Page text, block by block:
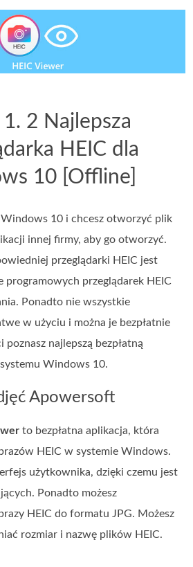
1. 2 Najlepsza
HEIC dla
10 [Offline]
Windows 10 i chcesz otworzyć plik
innej firmy, aby go otworzyć.
przeglądarki HEIC jest
programowych przeglądarek HEIC
Ponadto nie wszystkie
w użyciu i można je bezpłatnie
najlepszą bezpłatną
Windows 10.
Apowersoft
to bezpłatna aplikacja, która
HEIC w systemie Windows.
użytkownika, dzięki czemu jest
Ponadto możesz
HEIC do formatu JPG. Możesz
rozmiar i nazwę plików HEIC.